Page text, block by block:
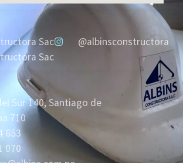
Sur 140, Santiago de
710
653
070
Sac
@albinsconstructora
Sac